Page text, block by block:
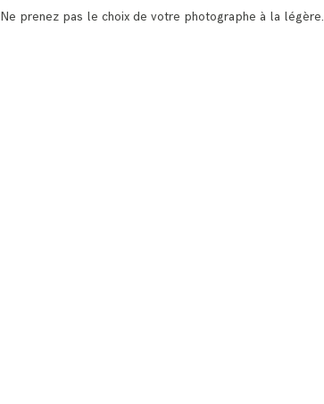
Ne prenez pas le choix de votre photographe à la légère.